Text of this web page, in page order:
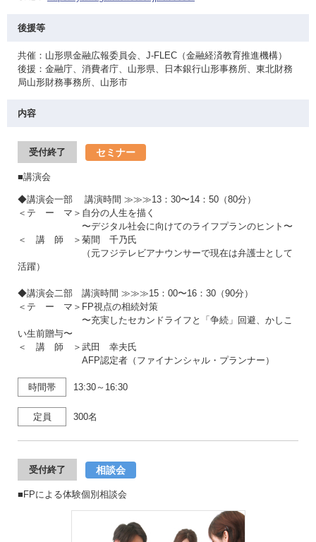
後援等
共催：山形県金融広報委員会、J-FLEC（金融経済教育推進機構）
後援：金融庁、消費者庁、山形県、日本銀行山形事務所、東北財務
局山形財務事務所、山形市
内容
受付終了 セミナー
■講演会
◆講演会一部 講演時間 ≫≫≫13：30〜14：50（80分）
＜テ ー マ＞自分の人生を描く
〜デジタル社会に向けてのライフプランのヒント〜
＜ 講 師 ＞菊間 千乃氏
（元フジテレビアナウンサーで現在は弁護士として
活躍）
◆講演会二部 講演時間 ≫≫≫15：00〜16：30（90分）
＜テ ー マ＞FP視点の相続対策
〜充実したセカンドライフと「争続」回避、かしこ
い生前贈与〜
＜ 講 師 ＞武田 幸夫氏
AFP認定者（ファイナンシャル・プランナー）
時間帯 13:30～16:30
定員 300名
受付終了 相談会
■FPによる体験個別相談会